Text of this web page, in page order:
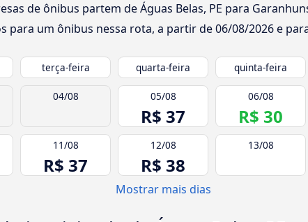
de ônibus partem de Águas Belas, PE para
para um ônibus nessa rota, a partir de06/08/2026e
terça-feira quarta-feira quinta-feira
04/08 05/08
R$ 37
06/08
R$ 30
11/08
R$ 37
12/08
R$ 38
13/08
Mostrar mais dias